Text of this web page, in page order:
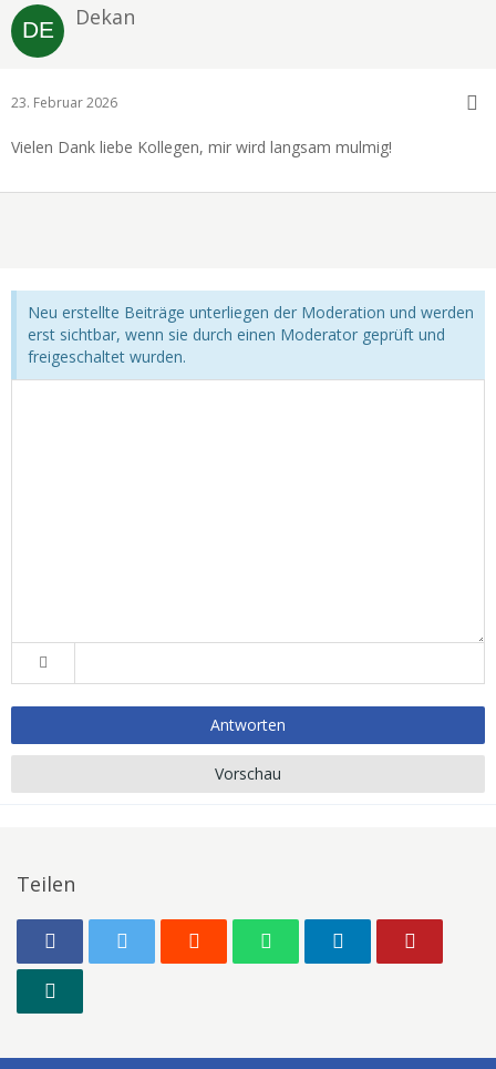
Dekan
23. Februar 2026
Vielen Dank liebe Kollegen, mir wird langsam mulmig!
Neu erstellte Beiträge unterliegen der Moderation und werden
erst sichtbar, wenn sie durch einen Moderator geprüft und
freigeschaltet wurden.
Antworten
Vorschau
Teilen